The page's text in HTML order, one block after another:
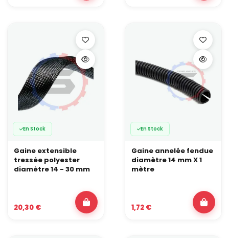
En Stock
Gaine extensible
tressée polyester
diamètre 14 - 30 mm
20,30 €
En Stock
Gaine annelée fendue
diamètre 14 mm X 1
mètre
1,72 €